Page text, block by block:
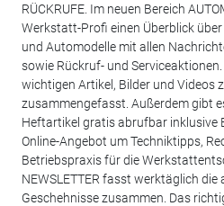
RÜCKRUFE. Im neuen Bereich
Werkstatt-Profi einen Überblick
und Automodelle mit allen
sowie Rückruf- und
wichtigen Artikel, Bilder und Videos
zusammengefasst. Außerdem gibt
Heftartikel gratis abrufbar inklusive
Online-Angebot um Techniktipps,
Betriebspraxis für die
NEWSLETTER fasst werktäglich die
Geschehnisse zusammen. Das